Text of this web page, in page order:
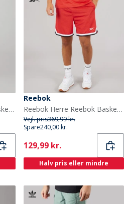
Reebok Herre Reebok Basketball 7 tommer Overgang Shorts Hvid
Reebok
Reebok Herre Reebok Basketball 7 Tommer Overgangs Shorts Energy Red/Hvid
Vejl. pris369,99 kr.
Spare240,00 kr.
Current
129,99 kr.
Halv pris eller mindre